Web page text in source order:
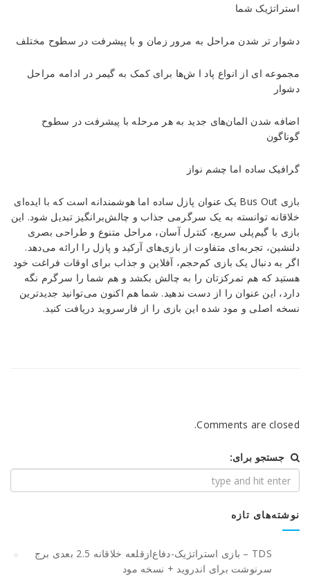
استراتژیک شما
دشوار تر شدن مراحل به مرور زمان و با پیشرفت در سطوح مختلف
مجموعه ای از انواع پاد ا ش‌ها برای کمک به گیمر در ادامه مراحل
دشوار
اضافه شدن المان‌های جدید به هر مرحله با پیشرفت در سطوح
گوناگون
گرافیک ساده اما چشم نواز
بازی Bus Out یک عنوان پازل ساده اما هوشمندانه است که با ایده‌ای
خلاقانه توانسته به یک سرگرمی جذاب و چالش‌برانگیز تبدیل شود. این
بازی با گیم‌پلی سریع، کنترل آسان، مراحل متنوع و طراحی بصری
دلنشین، تجربه‌ای متفاوت از بازی‌های آرکید و پازل را ارائه می‌دهد.
اگر به دنبال یک بازی کم‌حجم، آفلاین و جذاب برای اوقات فراغت خود
هستید که هم تمرکزتان را به چالش بکشد و هم شما را سرگرم نگه
دارد، این عنوان را از دست ندهید. شما هم اکنون می‌توانید جدیدترین
نسخه اصلی و مود شده این بازی را از فارسروید دریافت کنید.
Comments are closed.
جستجو برای:
نوشته‌های تازه
TDS – بازی استراتژیک-دفاع‌از‌قلعه خلاقانه 2.5 بعدی برج
سرنوشت برای اندروید + نسخه مود